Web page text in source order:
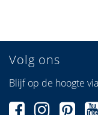
Volg ons
Blijf op de hoogte